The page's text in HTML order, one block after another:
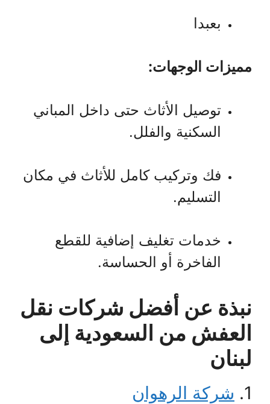
بعبدا
مميزات الوجهات:
توصيل الأثاث حتى داخل المباني
السكنية والفلل.
فك وتركيب كامل للأثاث في مكان
التسليم.
خدمات تغليف إضافية للقطع
الفاخرة أو الحساسة.
نبذة عن أفضل شركات نقل
العفش من السعودية إلى
لبنان
1. شركة الرهوان